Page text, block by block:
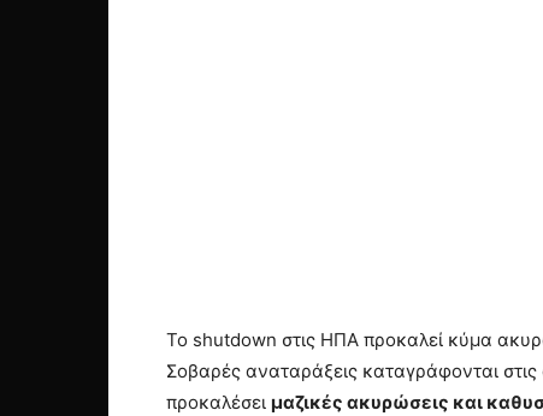
Το shutdown στις ΗΠΑ προκαλεί κύμα
Σοβαρές αναταράξεις καταγράφονται
προκαλέσει μαζικές ακυρώσεις και